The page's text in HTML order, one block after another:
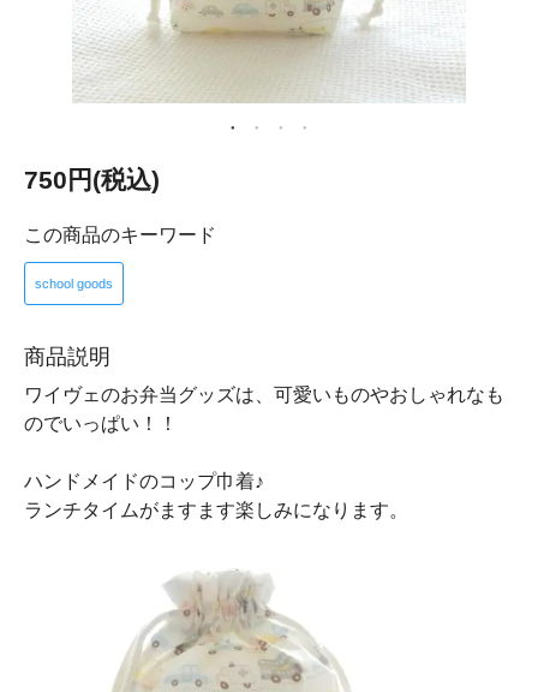
750円(税込)
この商品のキーワード
school goods
商品説明
ワイヴェのお弁当グッズは、可愛いものやおしゃれなも
のでいっぱい！！
ハンドメイドのコップ巾着♪
ランチタイムがますます楽しみになります。